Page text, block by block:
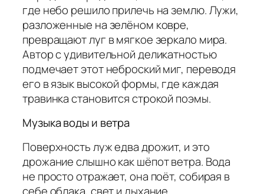
где небо решило прилечь на землю. Лужи,
разложенные на зелёном ковре,
превращают луг в мягкое зеркало мира.
Автор с удивительной деликатностью
подмечает этот неброский миг, переводя
его в язык высокой формы, где каждая
травинка становится строкой поэмы.
Музыка воды и ветра
Поверхность луж едва дрожит, и это
дрожание слышно как шёпот ветра. Вода
не просто отражает, она поёт, собирая в